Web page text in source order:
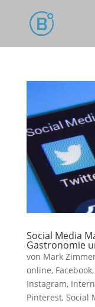
Social Media
Gastronomie
von Mark
online, Facebook,
Instagram,
Pinterest, Social